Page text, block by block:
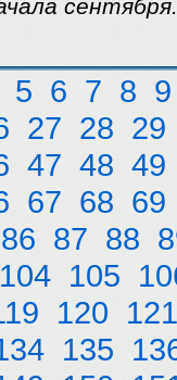
5 6 7 8 9
27 28 29
47 48 49
67 68 69
86 87 88
104 105
120 121
135